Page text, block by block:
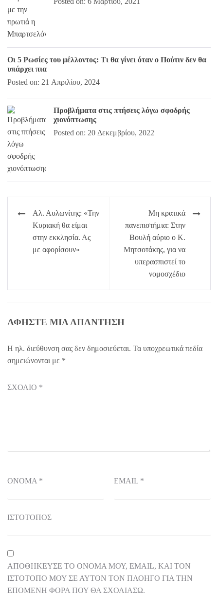
Οι 5 Ρωσίες του μέλλοντος: Τι θα γίνει όταν ο Πούτιν δεν θα
υπάρχει πια
Posted on: 21 Απριλίου, 2024
Προβλήματα στις πτήσεις λόγω σφοδρής
χιονόπτωσης
Posted on: 20 Δεκεμβρίου, 2022
Πλοήγηση
άρθρων
Αλ. Αυλωνίτης: «Την
Κυριακή θα είμαι
στην εκκλησία. Ας
με αφορίσουν»
Μη κρατικά
πανεπιστήμια: Στην
Βουλή αύριο ο Κ.
Μητσοτάκης, για να
υπερασπιστεί το
νομοσχέδιο
ΑΦΉΣΤΕ ΜΙΑ ΑΠΆΝΤΗΣΗ
Η ηλ. διεύθυνση σας δεν δημοσιεύεται. Τα υποχρεωτικά πεδία
σημειώνονται με *
ΣΧΌΛΙΟ *
ΌΝΟΜΑ * EMAIL *
ΙΣΤΌΤΟΠΟΣ
ΑΠΟΘΉΚΕΥΣΕ ΤΟ ΌΝΟΜΆ ΜΟΥ, EMAIL, ΚΑΙ ΤΟΝ
ΙΣΤΌΤΟΠΟ ΜΟΥ ΣΕ ΑΥΤΌΝ ΤΟΝ ΠΛΟΗΓΌ ΓΙΑ ΤΗΝ
ΕΠΌΜΕΝΗ ΦΟΡΆ ΠΟΥ ΘΑ ΣΧΟΛΙΆΣΩ.